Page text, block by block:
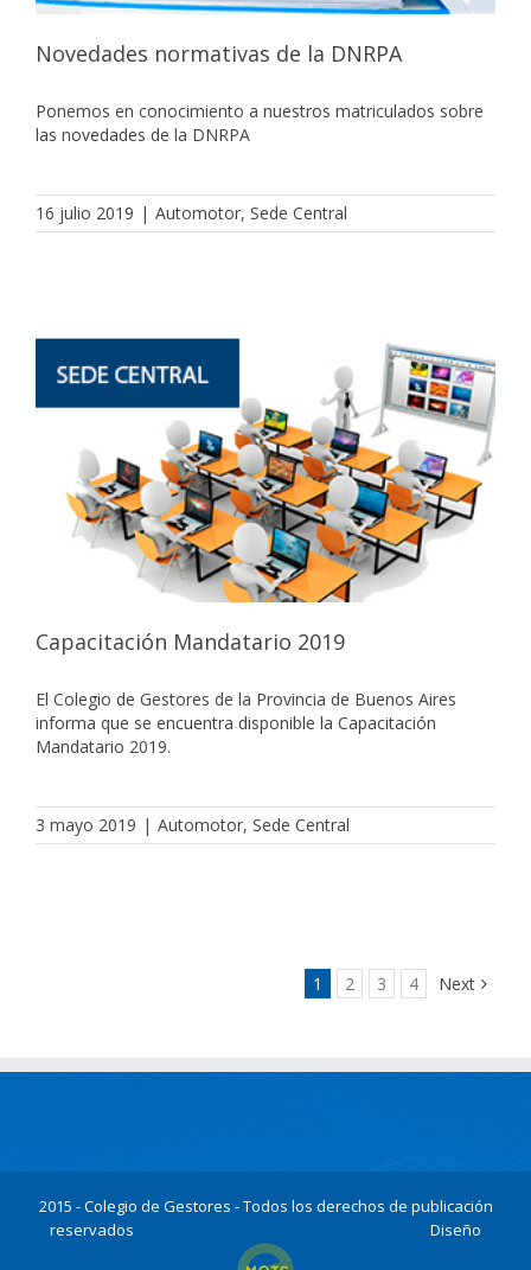
Novedades normativas de la DNRPA
Ponemos en conocimiento a nuestros matriculados sobre
las novedades de la DNRPA
16 julio 2019 | Automotor, Sede Central
Capacitación Mandatario 2019
El Colegio de Gestores de la Provincia de Buenos Aires
informa que se encuentra disponible la Capacitación
Mandatario 2019.
3 mayo 2019 | Automotor, Sede Central
1 2 3 4 Next
2015 - Colegio de Gestores - Todos los derechos de publicación
reservados
Diseño